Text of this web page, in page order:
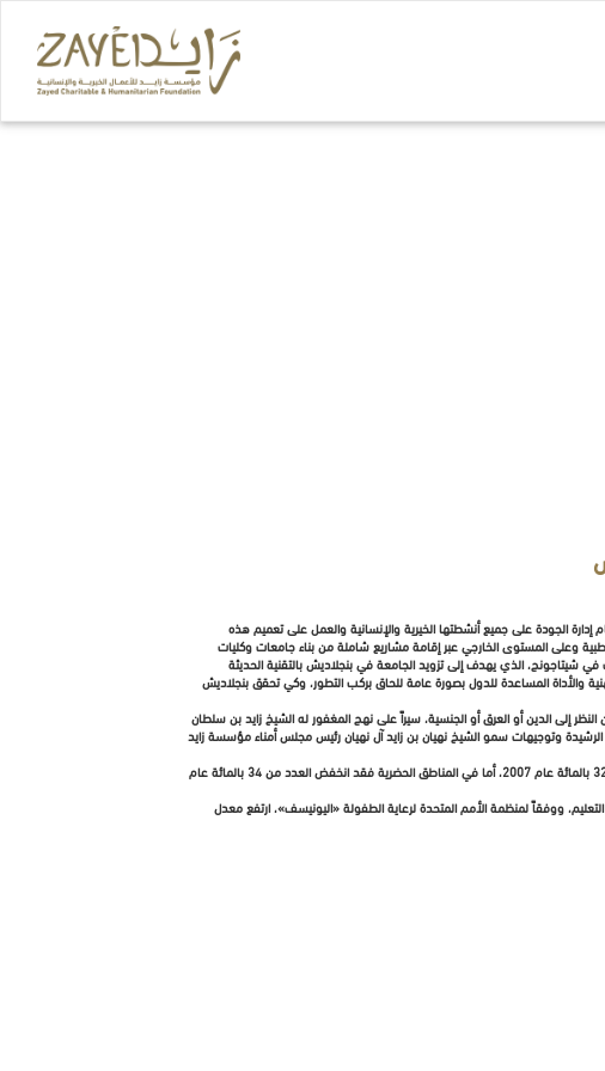
الجودة على جميع أنشطتها الخيرية والإنسانية والعمل على تعميم هذه
وعلى المستوى الخارجي عبر إقامة مشاريع شاملة من بناء جامعات وكليات
الذي يهدف إلى تزويد الجامعة في بنجلاديش بالتقنية الحديثة
والأداة المساعدة للدول بصورة عامة للحاق بركب التطور، وكي تحقق بنجلاديش
دون النظر إلى الدين أو العرق أو الجنسية، سيراً على نهج المغفور له الشيخ زايد بن سلطان
الرشيدة وتوجيهات سمو الشيخ نهيان بن زايد آل نهيان رئيس مجلس أمناء مؤسسة زايد
وقد أظهر مسح ديموغرافي في بنجلاديش أن نسبة الفتيات والنساء غير المتعلمات بدءاً من سن السادسة في المناطق الريفية قد انخفض من 50 بالمائة عام 1993 إلى 32 بالمائة عام 2007، أما في المناطق الحضرية فقد انخفض العدد من 34 بالمائة عام
ووفقاً لمنظمة الأمم المتحدة لرعاية الطفولة «اليونيسف»، ارتفع معدل